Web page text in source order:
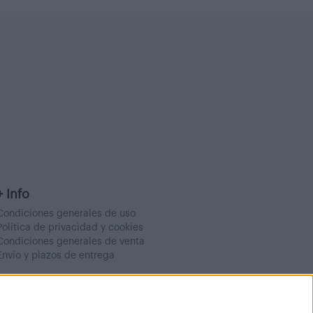
Info
generales de uso
de privacidad y cookies
generales de venta
y plazos de entrega